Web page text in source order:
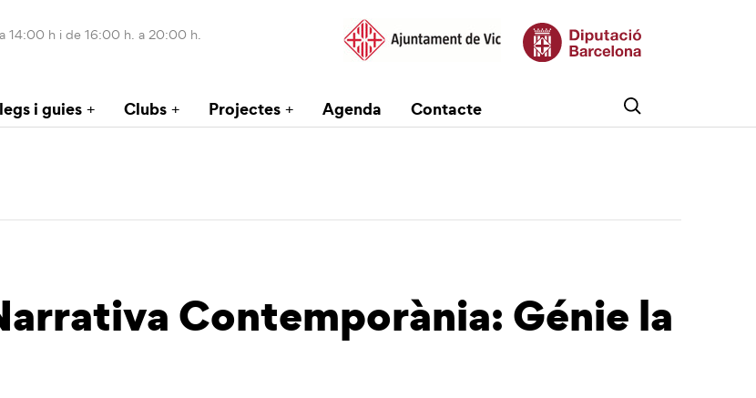
14:00 h i de 16:00 h. a 20:00 h.
i guies Clubs Projectes Agenda Contacte
Contemporània: Génie la